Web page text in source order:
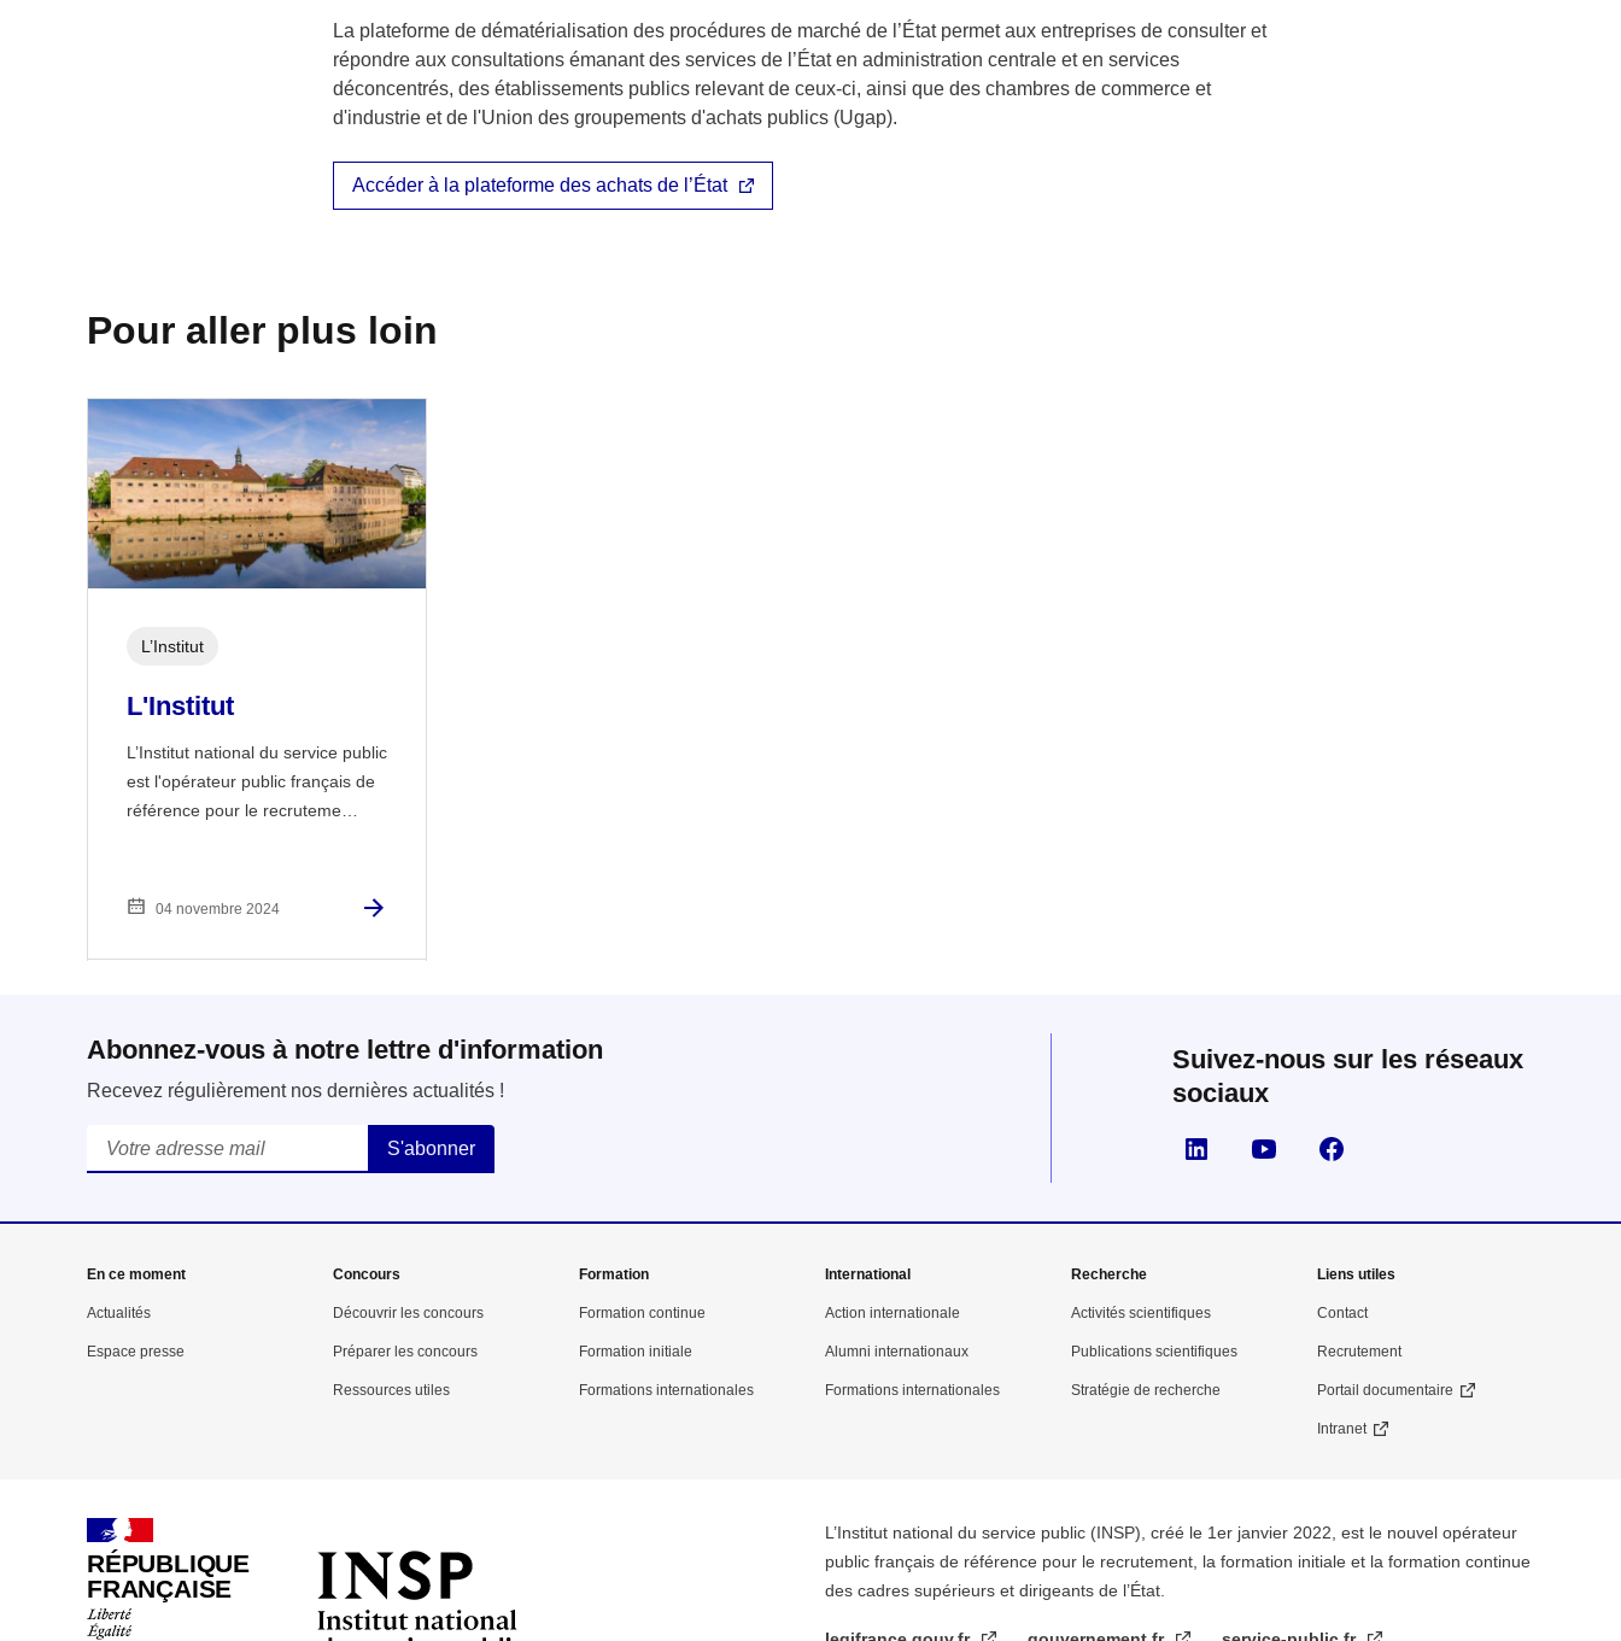
La plateforme de dématérialisation des procédures de marché de l’État permet aux entreprises de consulter et
répondre aux consultations émanant des services de l’État en administration centrale et en services
déconcentrés, des établissements publics relevant de ceux-ci, ainsi que des chambres de commerce et
d'industrie et de l'Union des groupements d'achats publics (Ugap).
Accéder à la plateforme des achats de l’État
Pour aller plus loin
L'Institut
L’Institut national du service public
est l'opérateur public français de
référence pour le recruteme…
L’Institut
04 novembre 2024
Abonnez-vous à notre lettre d'information
Recevez régulièrement nos dernières actualités !
Courriel
Suivez-nous sur les réseaux
sociaux
Suivez nous sur LinkedIn
Suivez nous sur YouTube
En ce moment
Actualités
Espace presse
Concours
Découvrir les concours
Préparer les concours
Ressources utiles
Formation
Formation continue
Formation initiale
Formations internationales
International
Action internationale
Alumni internationaux
Formations internationales
Recherche
Activités scientifiques
Publications scientifiques
Stratégie de recherche
Liens utiles
Contact
Recrutement
Portail documentaire
Intranet
RÉPUBLIQUE
FRANÇAISE
L’Institut national du service public (INSP), créé le 1er janvier 2022, est le nouvel opérateur
public français de référence pour le recrutement, la formation initiale et la formation continue
des cadres supérieurs et dirigeants de l’État.